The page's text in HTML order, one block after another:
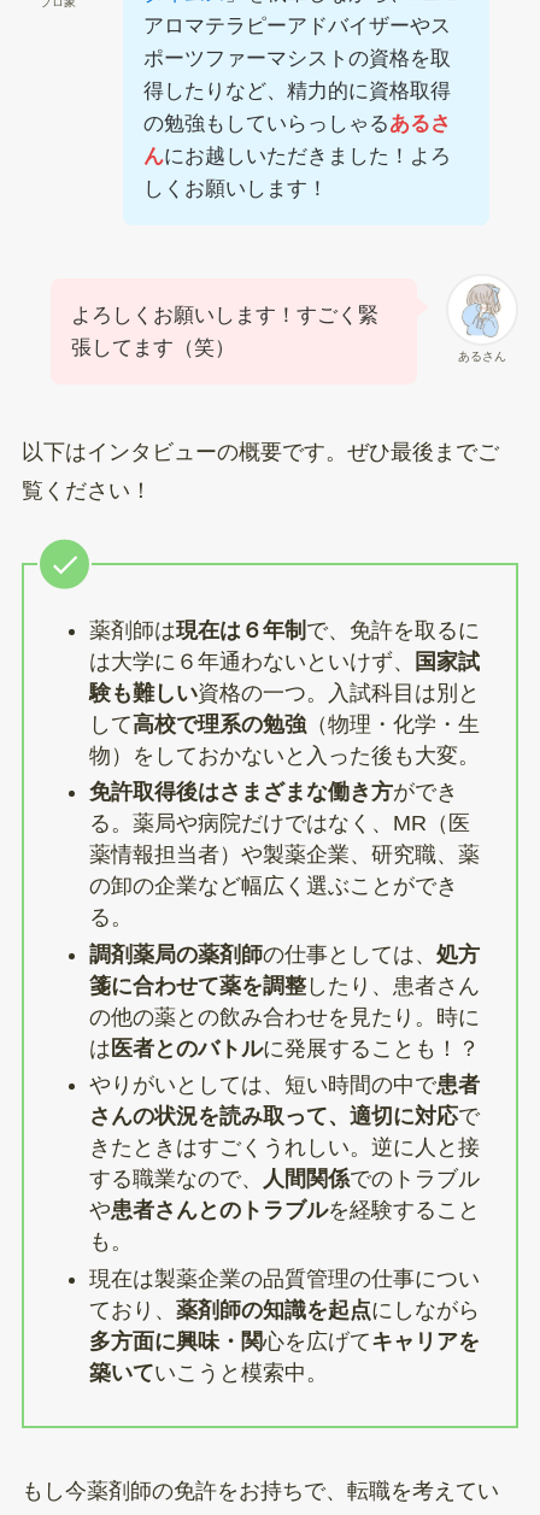
アロマテラピーアドバイザーやス
ポーツファーマシストの資格を取
得したりなど、精力的に資格取得
の勉強もしていらっしゃるあるさ
んにお越しいただきました！よろ
しくお願いします！
あるさん
よろしくお願いします！すごく緊
張してます（笑）
以下はインタビューの概要です。ぜひ最後までご
覧ください！
薬剤師は現在は６年制 で、免許を取るに
は大学に６年通わないといけず、
国家試
験も難しい資格の一つ。入試科目は別と
して高校で理系の勉強（物理・化学・生
物）をしておかないと入った後も大変。
免許取得後はさまざまな働き方ができ
る。薬局や病院だけではなく、MR（医
薬情報担当者）や製薬企業、研究職、薬
の卸の企業など幅広く選ぶことができ
る。
調剤薬局の薬剤師の仕事としては、 処方
箋に合わせて薬を調整したり、患者さん
の他の薬との飲み合わせを見たり。時に
は 医者とのバトルに発展することも！？
やりがいとしては、短い時間の中で患者
さんの状況を読み取って、適切に対応で
きたときはすごくうれしい。逆に人と接
する職業なので、
人間関係でのトラブル
や患者さんとのトラブルを経験すること
も。
現在は製薬企業の品質管理の仕事につい
ており、 薬剤師の知識を起点にしながら
多方面に興味・関心を広げてキャリアを
築いていこうと模索中。
もし今薬剤師の免許をお持ちで、転職を考えてい